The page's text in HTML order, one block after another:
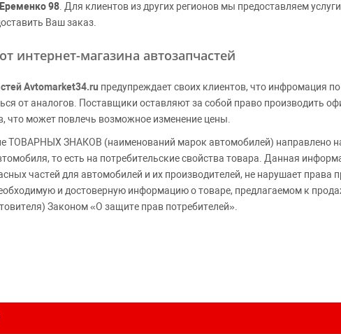
98 . Для клиентов из других регионов мы предоставляем
Ваш заказ.
интернет-магазина автозапчастей
Avtomarket34.ru предупреждает своих клиентов, что инфромация
от аналогов. Поставщики оставляют за собой право производить
что может повлечь возможное изменение цены.
ТОВАРНЫХ ЗНАКОВ (наименований марок автомобилей) направлено
то есть на потребительские свойства товара. Данная
частей для автомобилей и их производителей, не нарушает
и достоверную информацию о товаре, предлагаемом к
Законом «О защите прав потребителей».